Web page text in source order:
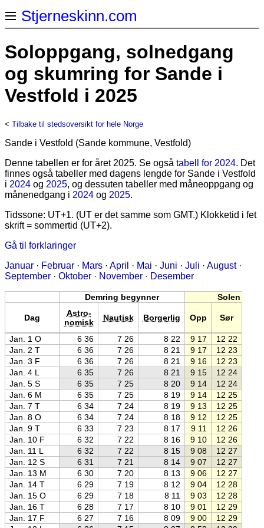
Stjerneskinn.com
Soloppgang, solnedgang
og skumring for Sande i
Vestfold i 2025
< Tilbake til stedsoversikt for hele Norge
Sande i Vestfold (Sande kommune, Vestfold)
Denne tabellen er for året 2025. Se også tabell for 2024. Det
finnes også tabeller med dagens lengde for Sande i Vestfold
i 2024 og 2025, og dessuten tabeller med måneoppgang og
månenedgang i 2024 og 2025.
Tidssone: UT+1. (UT er det samme som GMT.) Klokketid i fet
skrift = sommertid (UT+2).
Gå til forklaringer
Januar · Februar · Mars · April · Mai · Juni · Juli · August·
September · Oktober · November · Desember
Demring begynner Solen
Dag
Astro-
nomisk
Nautisk Borgerlig Opp Sør
Jan. 1 O 6 36 7 26 8 22 9 17 12 22
Jan. 2 T
6 36 7 26 8 21 9 17 12 23
Jan. 3 F
6 36 7 26 8 21 9 16 12 23
Jan. 4 L
6 35 7 26 8 21 9 15 12 24
Jan. 5 S
6 35 7 25 8 20 9 14 12 24
Jan. 6 M
6 35 7 25 8 19 9 14 12 25
Jan. 7 T
6 34 7 24 8 19 9 13 12 25
Jan. 8 O
6 34 7 24 8 18 9 12 12 25
Jan. 9 T
6 33 7 23 8 17 9 11 12 26
Jan. 10 F
6 32 7 22 8 16 9 10 12 26
Jan. 11 L
6 32 7 22 8 15 9 08 12 27
Jan. 12 S
6 31 7 21 8 14 9 07 12 27
Jan. 13 M
6 30 7 20 8 13 9 06 12 27
Jan. 14 T
6 29 7 19 8 12 9 04 12 28
Jan. 15 O
6 29 7 18 8 11 9 03 12 28
Jan. 16 T
6 28 7 17 8 10 9 01 12 29
Jan. 17 F
6 27 7 16 8 09 9 00 12 29